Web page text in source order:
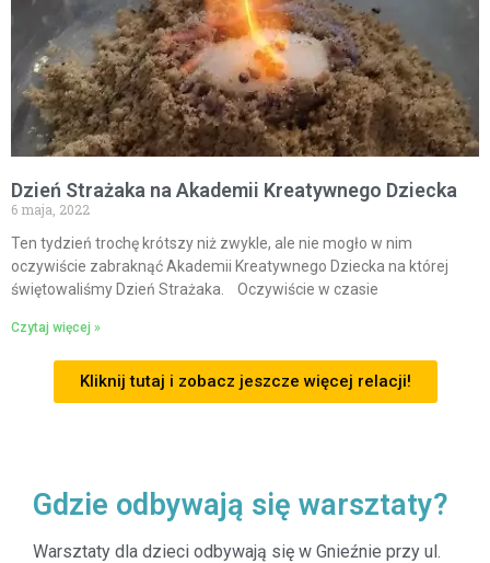
Dzień Strażaka na Akademii Kreatywnego Dziecka
6 maja, 2022
Ten tydzień trochę krótszy niż zwykle, ale nie mogło w nim
oczywiście zabraknąć Akademii Kreatywnego Dziecka na której
świętowaliśmy Dzień Strażaka. Oczywiście w czasie
Czytaj więcej »
Kliknij tutaj i zobacz jeszcze więcej relacji!
Gdzie odbywają się warsztaty?
Warsztaty dla dzieci odbywają się w Gnieźnie przy ul.